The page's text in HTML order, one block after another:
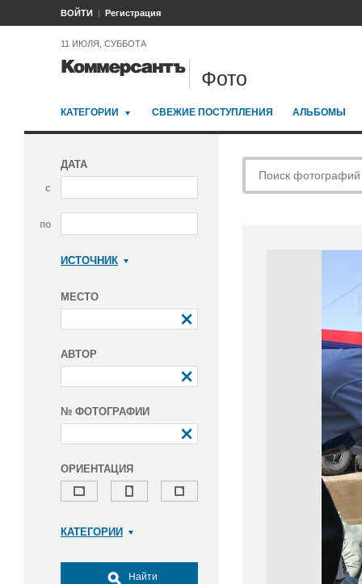
ВОЙТИ Регистрация
11 ИЮЛЯ, СУББОТА
Фото
КАТЕГОРИИ СВЕЖИЕ ПОСТУПЛЕНИЯ АЛЬБОМЫ
ДАТА
с
по
ИСТОЧНИК
МЕСТО
АВТОР
№ ФОТОГРАФИИ
ОРИЕНТАЦИЯ
КАТЕГОРИИ
Досуг, туризм и отдых
Найти